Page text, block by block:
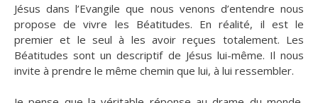
Jésus dans l’Evangile que nous venons d’entendre nous
propose de vivre les Béatitudes. En réalité, il est le
premier et le seul à les avoir reçues totalement. Les
Béatitudes sont un descriptif de Jésus lui-même. Il nous
invite à prendre le même chemin que lui, à lui ressembler.